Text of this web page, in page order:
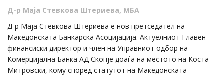
Д-р Маја Стевкова Штериева, МБА
Д-р Маја Стевкова Штериева e нов претседател на
Македонската Банкарска Асоцијација. Aктуелниот Главен
финансиски директор и член на Управниот одбор на
Комерцијална Банка АД Скопје доаѓа на местото на Коста
Митровски, кому според статутот на Македонската